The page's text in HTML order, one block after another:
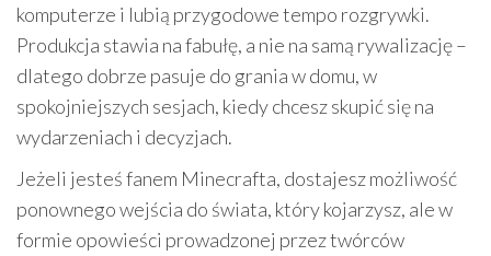
komputerze i lubią przygodowe tempo rozgrywki.
Produkcja stawia na fabułę, a nie na samą rywalizację –
dlatego dobrze pasuje do grania w domu, w
spokojniejszych sesjach, kiedy chcesz skupić się na
wydarzeniach i decyzjach.
Jeżeli jesteś fanem Minecrafta, dostajesz możliwość
ponownego wejścia do świata, który kojarzysz, ale w
formie opowieści prowadzonej przez twórców